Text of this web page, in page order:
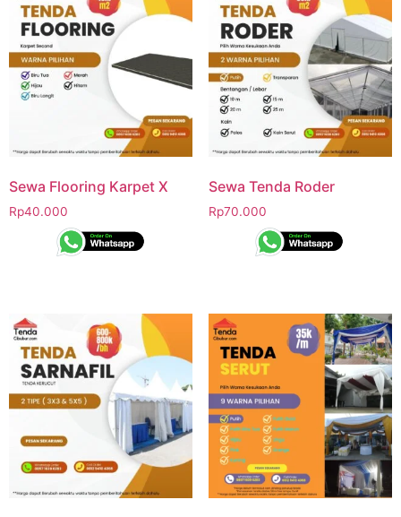
Sewa Flooring Karpet X
Rp40.000
Sewa Tenda Roder
Rp70.000